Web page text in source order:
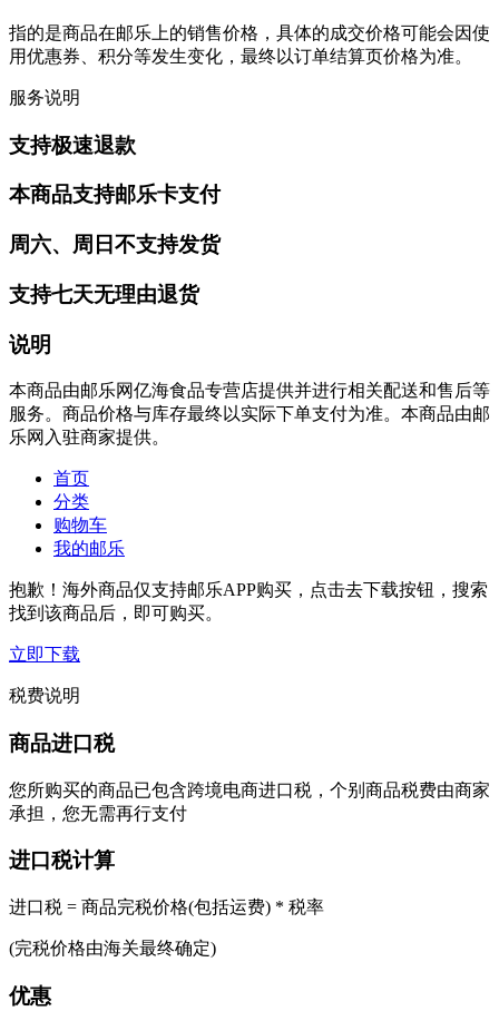
指的是商品在邮乐上的销售价格，具体的成交价格可能会因使
用优惠券、积分等发生变化，最终以订单结算页价格为准。
服务说明
支持极速退款
本商品支持邮乐卡支付
周六、周日不支持发货
支持七天无理由退货
说明
本商品由邮乐网亿海食品专营店提供并进行相关配送和售后等
服务。商品价格与库存最终以实际下单支付为准。本商品由邮
乐网入驻商家提供。
首页
分类
购物车
我的邮乐
抱歉！海外商品仅支持邮乐APP购买，点击去下载按钮，搜索
找到该商品后，即可购买。
立即下载
税费说明
商品进口税
您所购买的商品已包含跨境电商进口税，个别商品税费由商家
承担，您无需再行支付
进口税计算
进口税 = 商品完税价格(包括运费) * 税率
(完税价格由海关最终确定)
优惠